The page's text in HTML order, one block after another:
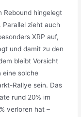
Rebound hingelegt
zieht auch
XRP auf,
und damit zu den
bleibt Vorsicht
eine solche
Rallye sein. Das
rund 20% im
verloren hat –